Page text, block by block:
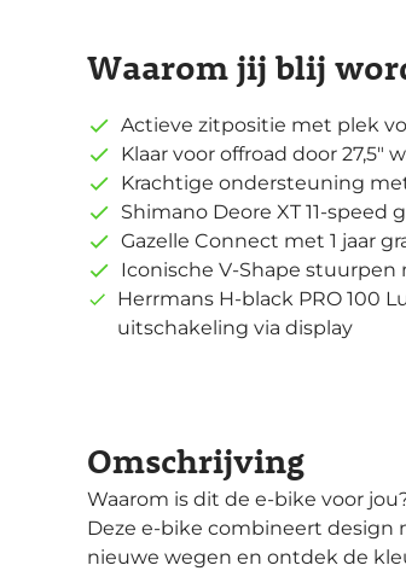
Waarom jij blij
Actieve zitpositie met plek
Klaar voor offroad door 27,5"
Krachtige ondersteuning
Shimano Deore XT 11-
Gazelle Connect met 1 jaar
Iconische V-Shape
Herrmans H-black PRO 100
uitschakeling via display
Omschrijving
Waarom is dit de e-bike voor jou? De avonturen worden mooier met een Gazelle
Deze e-bike combineert design
nieuwe wegen en ontdek de kleuren en